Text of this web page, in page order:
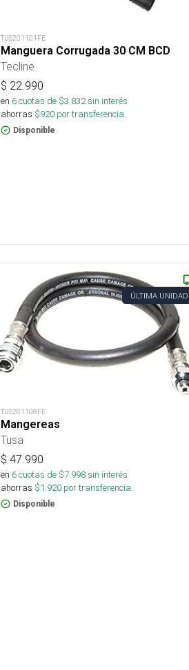
TUS201101FE
Manguera Corrugada 30 CM BCD
Tecline
$ 22.990
en 6cuotas de $3.832sin interés
ahorras $920por transferencia.
Disponible
ÚLTIMA UNIDAD
TUS201108FE
Mangereas
Tusa
$ 47.990
en 6cuotas de $7.998sin interés
ahorras $1.920por transferencia.
Disponible